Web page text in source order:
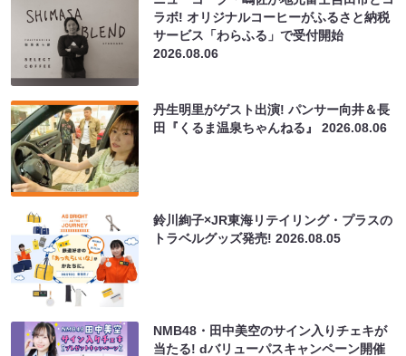
ラボ! オリジナルコーヒーがふるさと納税
サービス「わらふる」で受付開始
2026.08.06
丹生明里がゲスト出演! パンサー向井＆長
田『くるま温泉ちゃんねる』2026.08.06
鈴川絢子×JR東海リテイリング・プラスの
トラベルグッズ発売!2026.08.05
NMB48・田中美空のサイン入りチェキが
当たる! dバリューパスキャンペーン開催